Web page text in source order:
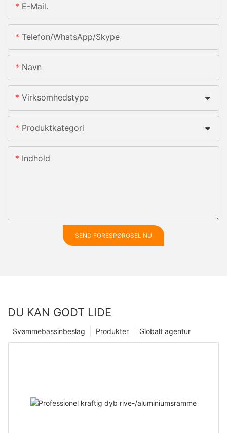
E-Mail.
Telefon/whatsApp/skype
Navn
Virksomhedstype
Produktkategori
Indhold
SEND FORESPØRGSEL NU
DU KAN GODT LIDE
Globalt agentur
Produkter
Svømmebassinbeslag